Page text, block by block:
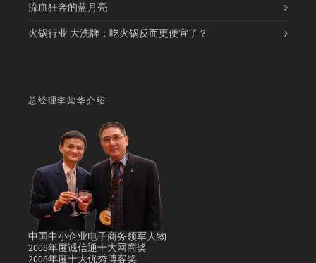
流血狂奔的蓝月亮
火锅行业 大洗牌：吃火锅反而更便宜了？
总经理李棠华介绍
中国中小企业电子商务领军人物
2008年度诚信通十大网商奖
2008年度十大优秀博客奖